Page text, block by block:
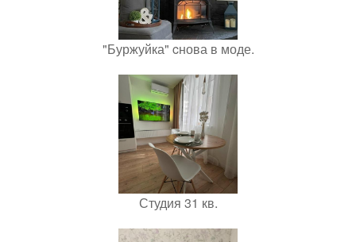
"Буржуйка" cнова в моде.
Студия 31 кв.